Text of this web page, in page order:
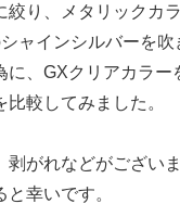
絞り、メタリックカ
ャインシルバーを
に、GXクリアカラー
較してみました。
剥がれなどがござい
幸いです。